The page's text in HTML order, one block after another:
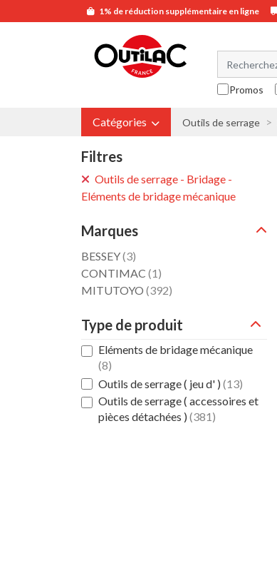
1% de réduction supplémentaire en ligne
Promos
Catégories Outils de serrage
Filtres
Outils de serrage - Bridage -
Eléments de bridage mécanique
Marques
BESSEY(3)
CONTIMAC (1)
MITUTOYO (392)
Type de produit
Eléments de bridage mécanique
(8)
Outils de serrage ( jeu d' ) (13)
Outils de serrage ( accessoires et
pièces détachées ) (381)